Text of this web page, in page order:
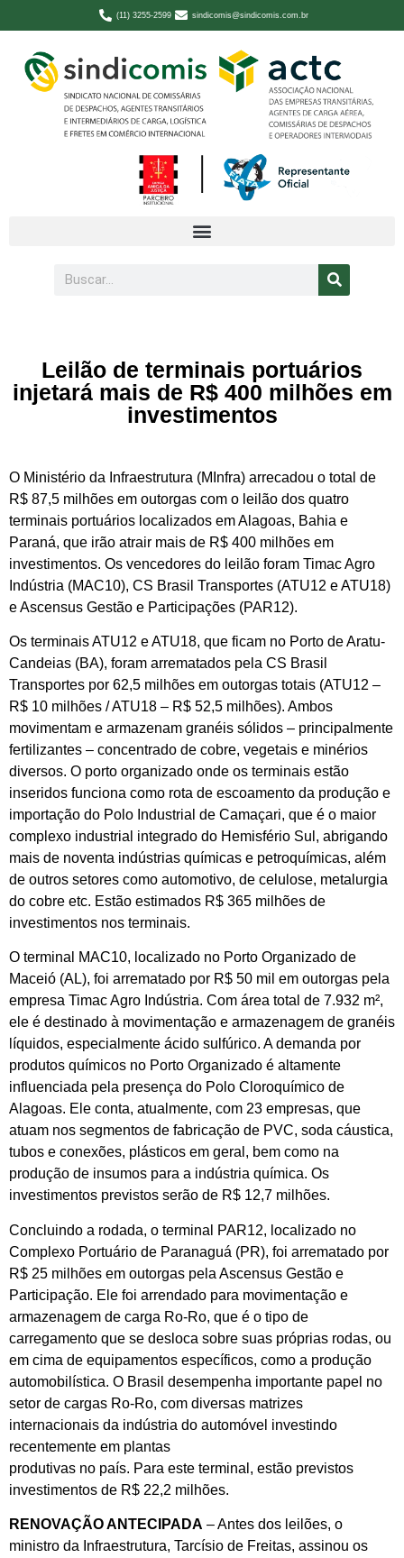
(11) 3255-2599 sindicomis@sindicomis.com.br
Leilão de terminais portuários
injetará mais de R$ 400 milhões em
investimentos
O Ministério da Infraestrutura (MInfra) arrecadou o total de
R$ 87,5 milhões em outorgas com o leilão dos quatro
terminais portuários localizados em Alagoas, Bahia e
Paraná, que irão atrair mais de R$ 400 milhões em
investimentos. Os vencedores do leilão foram Timac Agro
Indústria (MAC10), CS Brasil Transportes (ATU12 e ATU18)
e Ascensus Gestão e Participações (PAR12).
Os terminais ATU12 e ATU18, que ficam no Porto de Aratu-
Candeias (BA), foram arrematados pela CS Brasil
Transportes por 62,5 milhões em outorgas totais (ATU12 –
R$ 10 milhões / ATU18 – R$ 52,5 milhões). Ambos
movimentam e armazenam granéis sólidos – principalmente
fertilizantes – concentrado de cobre, vegetais e minérios
diversos. O porto organizado onde os terminais estão
inseridos funciona como rota de escoamento da produção e
importação do Polo Industrial de Camaçari, que é o maior
complexo industrial integrado do Hemisfério Sul, abrigando
mais de noventa indústrias químicas e petroquímicas, além
de outros setores como automotivo, de celulose, metalurgia
do cobre etc. Estão estimados R$ 365 milhões de
investimentos nos terminais.
O terminal MAC10, localizado no Porto Organizado de
Maceió (AL), foi arrematado por R$ 50 mil em outorgas pela
empresa Timac Agro Indústria. Com área total de 7.932 m²,
ele é destinado à movimentação e armazenagem de granéis
líquidos, especialmente ácido sulfúrico. A demanda por
produtos químicos no Porto Organizado é altamente
influenciada pela presença do Polo Cloroquímico de
Alagoas. Ele conta, atualmente, com 23 empresas, que
atuam nos segmentos de fabricação de PVC, soda cáustica,
tubos e conexões, plásticos em geral, bem como na
produção de insumos para a indústria química. Os
investimentos previstos serão de R$ 12,7 milhões.
Concluindo a rodada, o terminal PAR12, localizado no
Complexo Portuário de Paranaguá (PR), foi arrematado por
R$ 25 milhões em outorgas pela Ascensus Gestão e
Participação. Ele foi arrendado para movimentação e
armazenagem de carga Ro-Ro, que é o tipo de
carregamento que se desloca sobre suas próprias rodas, ou
em cima de equipamentos específicos, como a produção
automobilística. O Brasil desempenha importante papel no
setor de cargas Ro-Ro, com diversas matrizes
internacionais da indústria do automóvel investindo
recentemente em plantas
produtivas no país. Para este terminal, estão previstos
investimentos de R$ 22,2 milhões.
RENOVAÇÃO ANTECIPADA – Antes dos leilões, o
ministro da Infraestrutura, Tarcísio de Freitas, assinou os